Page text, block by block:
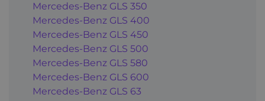
Mercedes-Benz GLS 350
Mercedes-Benz GLS 400
Mercedes-Benz GLS 450
Mercedes-Benz GLS 500
Mercedes-Benz GLS 580
Mercedes-Benz GLS 600
Mercedes-Benz GLS 63